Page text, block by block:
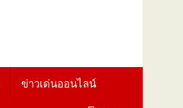
ข่าวเด่นออนไลน์